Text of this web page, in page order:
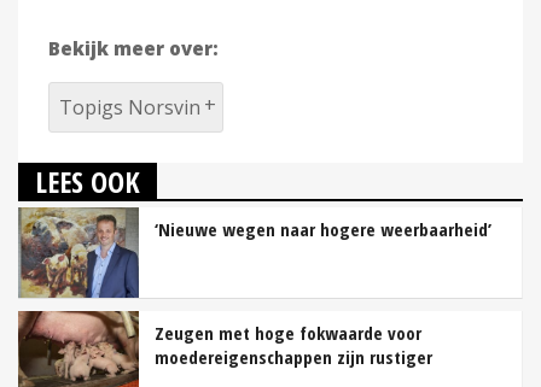
Bekijk meer over:
Topigs Norsvin
LEES OOK
‘Nieuwe wegen naar hogere weerbaarheid’
Zeugen met hoge fokwaarde voor
moedereigenschappen zijn rustiger